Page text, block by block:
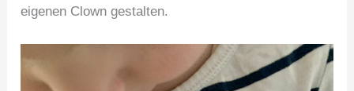
eigenen Clown gestalten.